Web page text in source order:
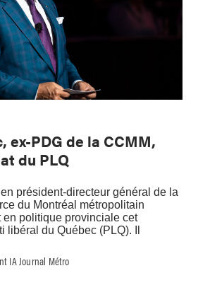
ex-PDG de la CCMM,
du PLQ
président-directeur général de la
du Montréal métropolitain
en politique provinciale cet
libéral du Québec (PLQ). Il
IA Journal Métro